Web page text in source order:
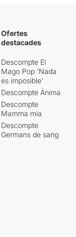
Ofertes
destacades
Descompte El
Mago Pop 'Nada
es imposible'
Descompte Ànima
Descompte
Mamma mia
Descompte
Germans de sang